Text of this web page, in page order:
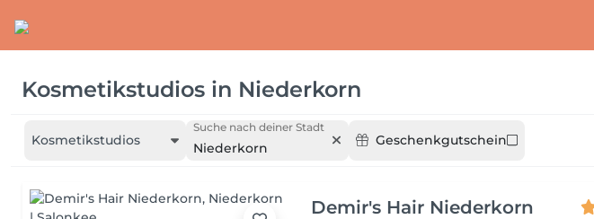
Kosmetikstudios in Niederkorn
Kosmetikstudios
Suche nach deiner Stadt
Niederkorn Geschenkgutschein
Demir's Hair Niederkorn